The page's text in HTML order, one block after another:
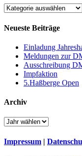
Kategorien
Neueste Beiträge
Einladung
Meldungen zur
Ausschreibung
Impfaktion
5.Haßberge Open
Archiv
Impressum |